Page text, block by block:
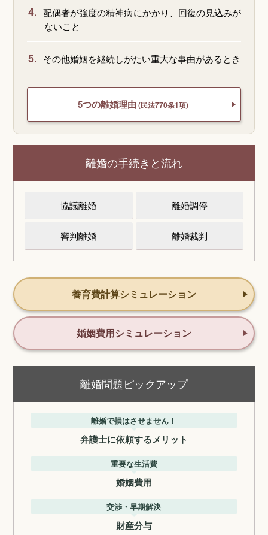
4. 配偶者が強度の精神病にかかり、回復の見込みが
ないこと
5. その他婚姻を継続しがたい重大な事由があるとき
5つの離婚理由 (民法770条1項)
離婚の手続きと流れ
協議離婚 離婚調停
審判離婚 離婚裁判
養育費計算シミュレーション
婚姻費用シミュレーション
離婚問題ピックアップ
離婚で損はさせません！
弁護士に依頼するメリット
重要な生活費
婚姻費用
交渉・早期解決
財産分与